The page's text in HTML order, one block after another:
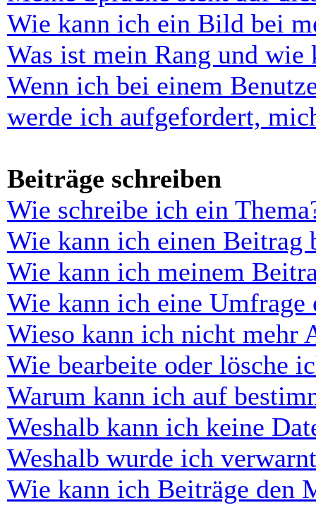
Wie kann ich ein Bild bei
Was ist mein Rang und wie
Wenn ich bei einem
werde ich aufgefordert,
Beiträge schreiben
Wie schreibe ich ein
Wie kann ich einen Beitrag
Wie kann ich meinem
Wie kann ich eine Umfrage
Wieso kann ich nicht mehr
Wie bearbeite oder lösche
Warum kann ich auf
Weshalb kann ich keine
Weshalb wurde ich
Wie kann ich Beiträge den